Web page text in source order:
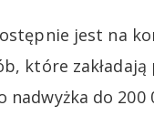
jest na
które
nadwyżka do